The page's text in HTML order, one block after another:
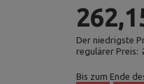
Der niedrigste
regulärer Preis:
Bis zum Ende